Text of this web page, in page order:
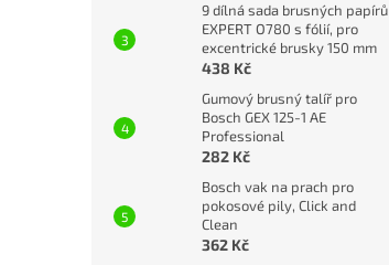
9 dílná sada brusných papírů
EXPERT O780 s fólií, pro
excentrické brusky 150 mm
438 Kč
Gumový brusný talíř pro
Bosch GEX 125-1 AE
Professional
282 Kč
Bosch vak na prach pro
pokosové pily, Click and
Clean
362 Kč